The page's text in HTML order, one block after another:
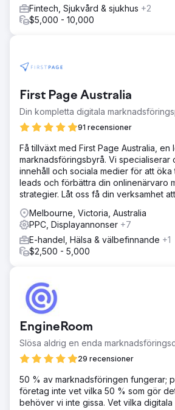
Fintech, Sjukvård & sjukhus +2
$5,000 - 10,000
First Page Australia
Din kompletta digitala
91 recensioner
Få tillväxt med First Page Australia, en
marknadsföringsbyrå. Vi specialiserar
innehåll och sociala medier för att
leads och förbättra din onlinenärvaro
strategier. Låt oss få din verksamhet
Melbourne, Victoria, Australia
PPC, Displayannonser +7
E-handel, Hälsa & välbefinnande +1
$2,500 - 5,000
EngineRoom
Slösa aldrig en enda
29 recensioner
50 % av marknadsföringen fungerar;
företag inte vet vilka 50 % som gör
behöver vi inte gissa. Vet vilka digitala